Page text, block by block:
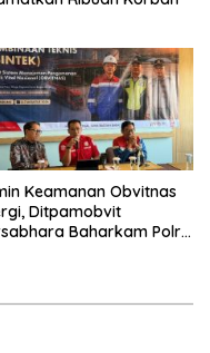
Keamanan Obvitnas
Ditpamobvit
Baharkam Polri